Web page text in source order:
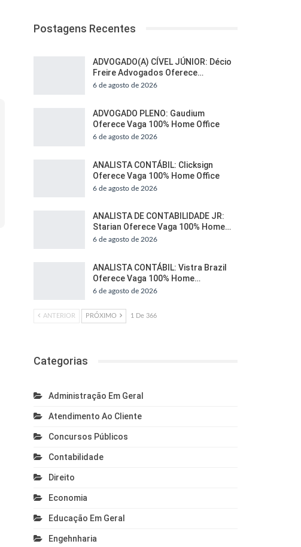
Postagens Recentes
ADVOGADO(A) CÍVEL JÚNIOR: Décio
Freire Advogados Oferece…
6 de agosto de 2026
ADVOGADO PLENO: Gaudium
Oferece Vaga 100% Home Office
6 de agosto de 2026
ANALISTA CONTÁBIL: Clicksign
Oferece Vaga 100% Home Office
6 de agosto de 2026
ANALISTA DE CONTABILIDADE JR:
Starian Oferece Vaga 100% Home…
6 de agosto de 2026
ANALISTA CONTÁBIL: Vistra Brazil
Oferece Vaga 100% Home…
6 de agosto de 2026
ANTERIOR PRÓXIMO 1 De 366
Categorias
Administração Em Geral
Atendimento Ao Cliente
Concursos Públicos
Contabilidade
Direito
Economia
Educação Em Geral
Engehnharia